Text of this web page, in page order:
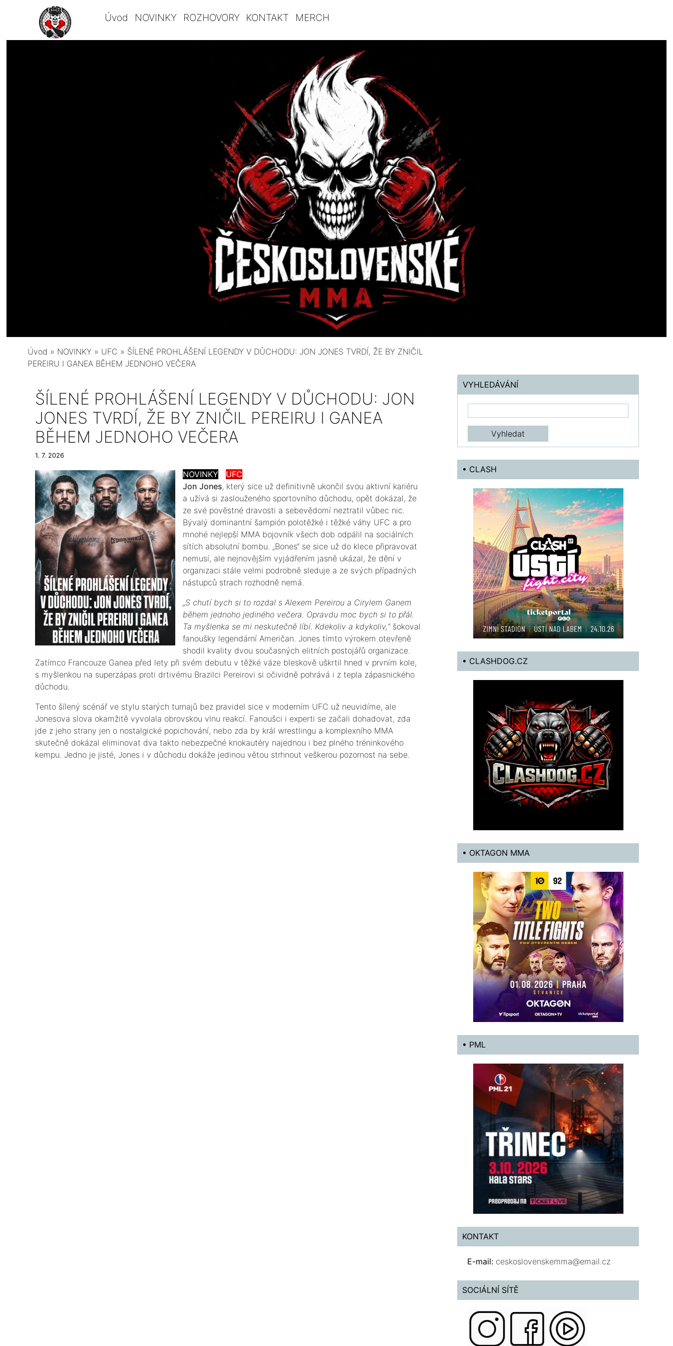
Úvod NOVINKY ROZHOVORY KONTAKT MERCH
Úvod » NOVINKY » UFC » ŠÍLENÉ PROHLÁŠENÍ LEGENDY V DŮCHODU: JON JONES TVRDÍ, ŽE BY ZNIČIL
PEREIRU I GANEA BĚHEM JEDNOHO VEČERA
ŠÍLENÉ PROHLÁŠENÍ LEGENDY V DŮCHODU: JON
JONES TVRDÍ, ŽE BY ZNIČIL PEREIRU I GANEA
BĚHEM JEDNOHO VEČERA
1. 7. 2026
NOVINKY
UFC
​Jon Jones, který sice už definitivně ukončil svou aktivní kariéru
a užívá si zaslouženého sportovního důchodu, opět dokázal, že
ze své pověstné dravosti a sebevědomí neztratil vůbec nic.
Bývalý dominantní šampión polotěžké i těžké váhy UFC a pro
mnohé nejlepší MMA bojovník všech dob odpálil na sociálních
sítích absolutní bombu. „Bones“ se sice už do klece připravovat
nemusí, ale nejnovějším vyjádřením jasně ukázal, že dění v
organizaci stále velmi podrobně sleduje a ze svých případných
nástupců strach rozhodně nemá.
​„S chutí bych si to rozdal s Alexem Pereirou a Cirylem Ganem
během jednoho jediného večera. Opravdu moc bych si to přál.
Ta myšlenka se mi neskutečně líbí. Kdekoliv a kdykoliv,“šokoval
fanoušky legendární Američan. Jones tímto výrokem otevřeně
shodil kvality dvou současných elitních postojářů organizace.
Zatímco Francouze Ganea před lety při svém debutu v těžké váze bleskově uškrtil hned v prvním kole,
s myšlenkou na superzápas proti drtivému Brazilci Pereirovi si očividně pohrává i z tepla zápasnického
důchodu.
​Tento šílený scénář ve stylu starých turnajů bez pravidel sice v moderním UFC už neuvidíme, ale
Jonesova slova okamžitě vyvolala obrovskou vlnu reakcí. Fanoušci i experti se začali dohadovat, zda
jde z jeho strany jen o nostalgické popichování, nebo zda by král wrestlingu a komplexního MMA
skutečně dokázal eliminovat dva takto nebezpečné knokautéry najednou i bez plného tréninkového
kempu. Jedno je jisté, Jones i v důchodu dokáže jedinou větou strhnout veškerou pozornost na sebe.
VYHLEDÁVÁNÍ
• CLASH
• CLASHDOG.CZ
• OKTAGON MMA
• PML
KONTAKT
E-mail: ceskoslovenskemma@email.cz
SOCIÁLNÍ SÍTĚ